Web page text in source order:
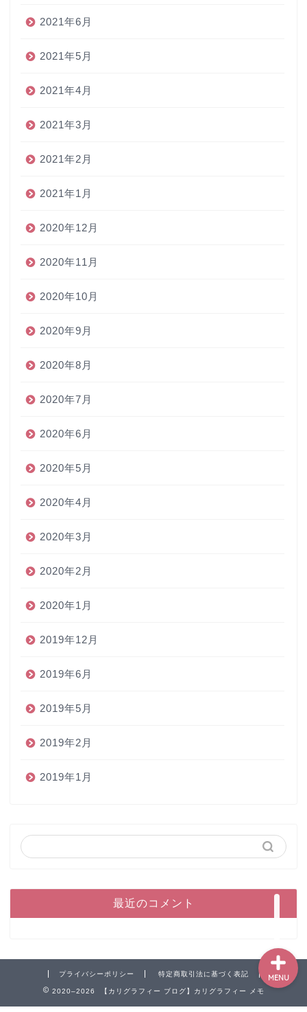
2021年6月
2021年5月
2021年4月
2021年3月
2021年2月
2021年1月
2020年12月
2020年11月
2020年10月
2020年9月
2020年8月
2020年7月
2020年6月
2020年5月
2020年4月
2020年3月
2020年2月
2020年1月
2019年12月
2019年6月
2019年5月
2019年2月
2019年1月
最近のコメント
プライバシーポリシー 特定商取引法に基づく表記
2020–2026 【カリグラフィー ブログ】カリグラフィー メモ
MENU
インク